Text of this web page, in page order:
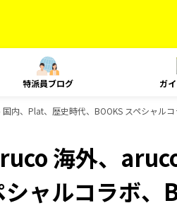
特派員ブログ ガ
内、Plat、歴史時代、BOOKS スペシャル
海外、
ャルコラボ、